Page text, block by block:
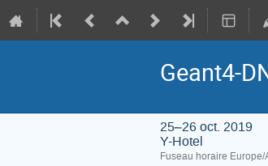
Geant4-
25–26 oct. 2019
Y-Hotel
Fuseau horaire Europe/